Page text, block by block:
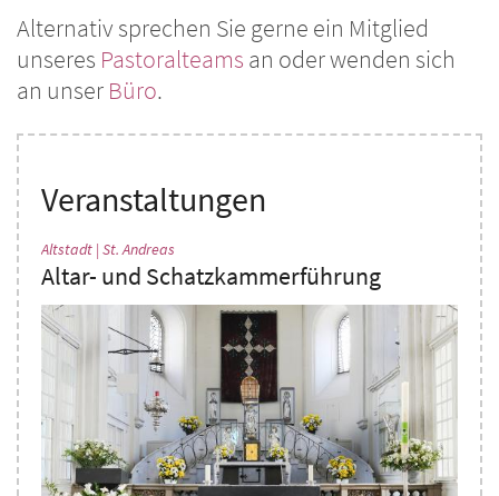
Alternativ sprechen Sie gerne ein Mitglied
unseres Pastoralteams an oder wenden sich
an unser Büro.
Veranstaltungen
Altstadt | St. Andreas
Altar- und Schatzkammerführung